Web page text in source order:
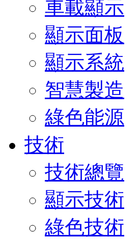
車載顯示
顯示面板
顯示系統
智慧製造
綠色能源
技術
技術總覽
顯示技術
綠色技術